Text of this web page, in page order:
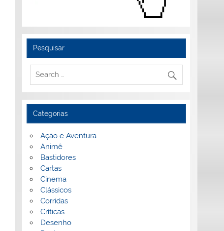
Pesquisar
Categorias
Ação e Aventura
Animê
Bastidores
Cartas
Cinema
Clássicos
Corridas
Críticas
Desenho